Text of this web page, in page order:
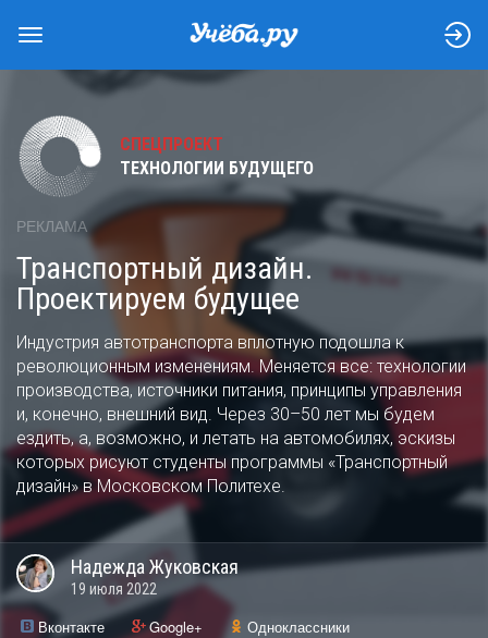
СПЕЦПРОЕКТ
ТЕХНОЛОГИИ БУДУЩЕГО
РЕКЛАМА
Транспортный дизайн.
Проектируем будущее
Индустрия автотранспорта вплотную подошла к
революционным изменениям. Меняется все: технологии
производства, источники питания, принципы управления
и, конечно, внешний вид. Через 30–50 лет мы будем
ездить, а, возможно, и летать на автомобилях, эскизы
которых рисуют студенты программы «Транспортный
дизайн» в Московском Политехе.
Надежда Жуковская
19 июля 2022
Вконтакте Google+
Одноклассники